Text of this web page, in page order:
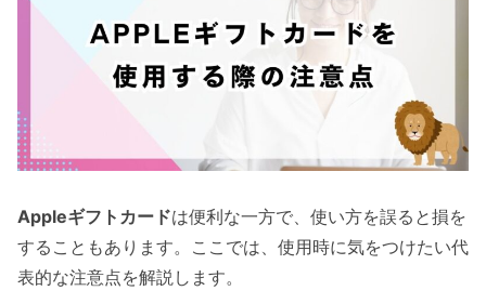
Appleギフトカードは便利な一方で、使い方を誤ると損を
することもあります。ここでは、使用時に気をつけたい代
表的な注意点を解説します。